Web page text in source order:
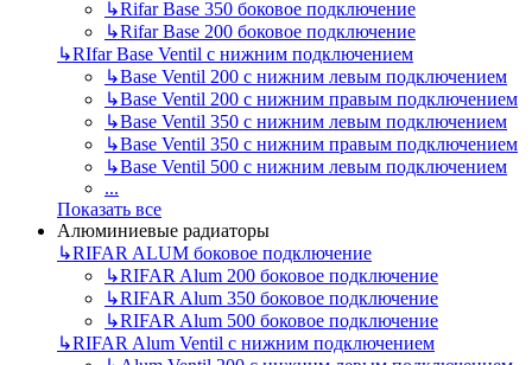
↳Rifar Base 350 боковое подключение
↳Rifar Base 200 боковое подключение
↳RIfar Base Ventil с нижним подключением
↳Base Ventil 200 с нижним левым подключением
↳Base Ventil 200 с нижним правым подключением
↳Base Ventil 350 с нижним левым подключением
↳Base Ventil 350 с нижним правым подключением
↳Base Ventil 500 с нижним левым подключением
...
Показать все
Алюминиевые радиаторы
↳RIFAR ALUM боковое подключение
↳RIFAR Alum 200 боковое подключение
↳RIFAR Alum 350 боковое подключение
↳RIFAR Alum 500 боковое подключение
↳RIFAR Alum Ventil с нижним подключением